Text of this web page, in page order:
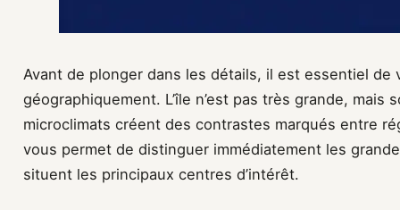
Avant de plonger dans les détails, il est essentiel de
géographiquement. L’île n’est pas très grande, mais
microclimats créent des contrastes marqués entre
vous permet de distinguer immédiatement les
situent les principaux centres d’intérêt.